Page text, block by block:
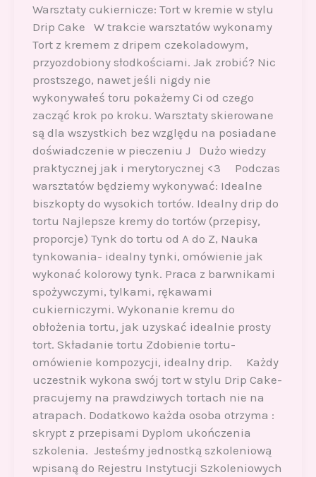
Warsztaty cukiernicze: Tort w kremie w stylu
Drip Cake W trakcie warsztatów wykonamy
Tort z kremem z dripem czekoladowym,
przyozdobiony słodkościami. Jak zrobić? Nic
prostszego, nawet jeśli nigdy nie
wykonywałeś toru pokażemy Ci od czego
zacząć krok po kroku. Warsztaty skierowane
są dla wszystkich bez względu na posiadane
doświadczenie w pieczeniu J Dużo wiedzy
praktycznej jak i merytorycznej <3 Podczas
warsztatów będziemy wykonywać: Idealne
biszkopty do wysokich tortów. Idealny drip do
tortu Najlepsze kremy do tortów (przepisy,
proporcje) Tynk do tortu od A do Z, Nauka
tynkowania- idealny tynki, omówienie jak
wykonać kolorowy tynk. Praca z barwnikami
spożywczymi, tylkami, rękawami
cukierniczymi. Wykonanie kremu do
obłożenia tortu, jak uzyskać idealnie prosty
tort. Składanie tortu Zdobienie tortu-
omówienie kompozycji, idealny drip. Każdy
uczestnik wykona swój tort w stylu Drip Cake-
pracujemy na prawdziwych tortach nie na
atrapach. Dodatkowo każda osoba otrzyma :
skrypt z przepisami Dyplom ukończenia
szkolenia. Jesteśmy jednostką szkoleniową
wpisaną do Rejestru Instytucji Szkoleniowych